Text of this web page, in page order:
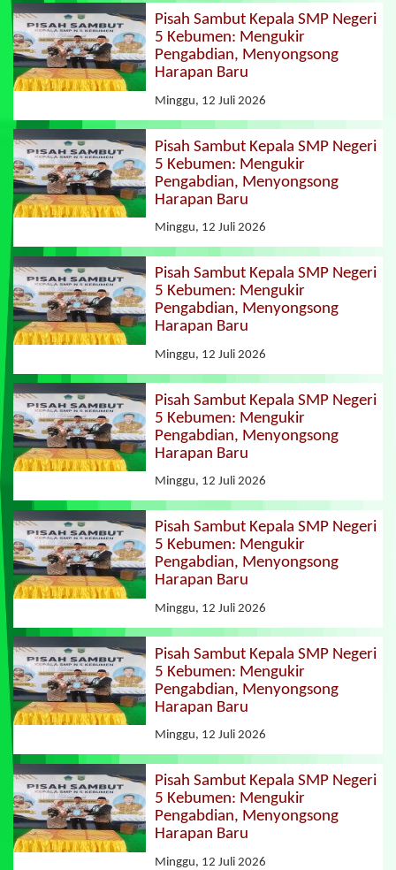
Pisah Sambut Kepala SMP Negeri
5 Kebumen: Mengukir
Pengabdian, Menyongsong
Harapan Baru
Minggu, 12 Juli 2026
Pisah Sambut Kepala SMP Negeri
5 Kebumen: Mengukir
Pengabdian, Menyongsong
Harapan Baru
Minggu, 12 Juli 2026
Pisah Sambut Kepala SMP Negeri
5 Kebumen: Mengukir
Pengabdian, Menyongsong
Harapan Baru
Minggu, 12 Juli 2026
Pisah Sambut Kepala SMP Negeri
5 Kebumen: Mengukir
Pengabdian, Menyongsong
Harapan Baru
Minggu, 12 Juli 2026
Pisah Sambut Kepala SMP Negeri
5 Kebumen: Mengukir
Pengabdian, Menyongsong
Harapan Baru
Minggu, 12 Juli 2026
Pisah Sambut Kepala SMP Negeri
5 Kebumen: Mengukir
Pengabdian, Menyongsong
Harapan Baru
Minggu, 12 Juli 2026
Pisah Sambut Kepala SMP Negeri
5 Kebumen: Mengukir
Pengabdian, Menyongsong
Harapan Baru
Minggu, 12 Juli 2026